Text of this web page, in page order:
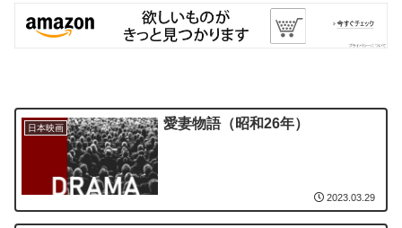
日本映画 愛妻物語（昭和26年）
2023.03.29